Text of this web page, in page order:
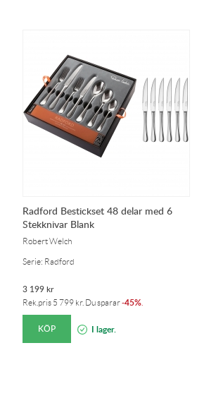
Radford Bestickset 48 delar med 6
Stekknivar Blank
Robert Welch
Serie: Radford
3 199kr
Rek.pris 5 799 kr. Du sparar-45%
KÖP I lager.